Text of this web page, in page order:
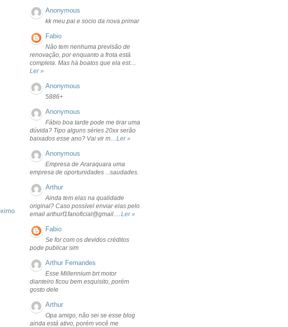
Anonymous
kk meu pai e socio da nova primar
Fabio
Não tem nenhuma previsão de
renovação, por enquanto a frota está
completa. Mas há boatos que ela est…
Ler »
Anonymous
5886+
Anonymous
Fábio boa tarde pode me tirar uma
dúvida? Tipo alguns séries 20xx serão
baixados esse ano? Vai vir m…Ler »
Anonymous
Empresa de Araraquara uma
empresa de oportunidades ...saudades.
Arthur
Ainda tem elas na qualidade
original? Caso possível enviar elas pelo
email arthurf1fanoficial@gmail.…Ler »
Fabio
Se for com os devidos créditos
pode publicar sim
Arthur Fernandes
Esse Millennium brt motor
dianteiro ficou bem esquisito, porém
gosto dele
Arthur
Opa amigo, não sei se esse blog
ainda está ativo, porém você me